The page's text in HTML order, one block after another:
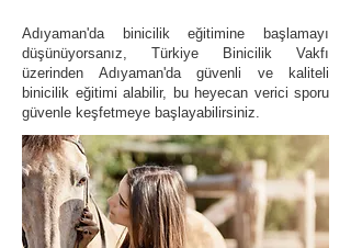
Adıyaman'da binicilik eğitimine başlamayı
düşünüyorsanız, Türkiye Binicilik Vakfı
üzerinden Adıyaman'da güvenli ve kaliteli
binicilik eğitimi alabilir, bu heyecan verici sporu
güvenle keşfetmeye başlayabilirsiniz.